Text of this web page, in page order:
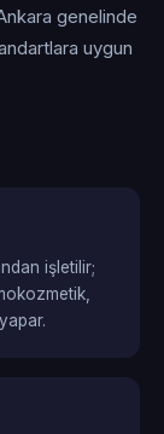
genelinde
uygun
işletilir;